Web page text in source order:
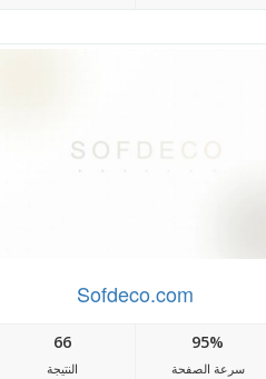
Sofdeco.com
66
النتيجة
95%
سرعة الصفحة